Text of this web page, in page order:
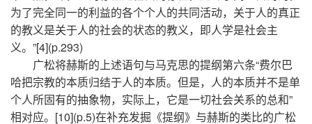
为了完全同一的利益的各个个人的共同活动，关于人的真正
的教义是关于人的社会的状态的教义，即人学是社会主
义。”[4](p.293)
广松将赫斯的上述语句与马克思的提纲第六条“费尔巴
哈把宗教的本质归结于人的本质。但是，人的本质并不是单
个人所固有的抽象物，实际上，它是一切社会关系的总和”
相对应。[10](p.5)在补充发掘《提纲》与赫斯的类比的广松